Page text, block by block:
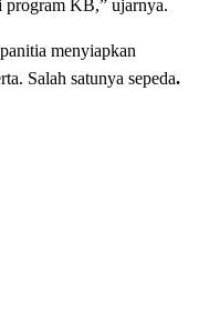
program KB,” ujarnya.
menyiapkan
Salah satunya sepeda.